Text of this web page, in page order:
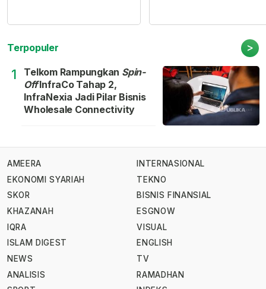
Terpopuler >
1 Telkom Rampungkan Spin-
OffInfraCo Tahap 2,
InfraNexia Jadi Pilar Bisnis
Wholesale Connectivity
AMEERA
EKONOMI SYARIAH
SKOR
KHAZANAH
IQRA
ISLAM DIGEST
NEWS
ANALISIS
INTERNASIONAL
TEKNO
BISNIS FINANSIAL
ESGNOW
VISUAL
ENGLISH
TV
RAMADHAN